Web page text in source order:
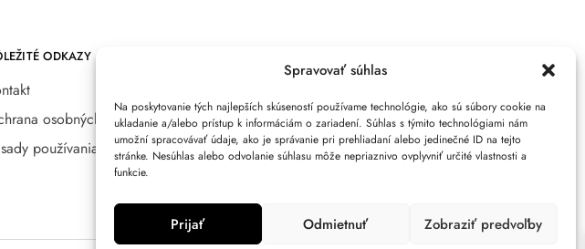
Spravovať súhlas
Na poskytovanie tých najlepších skúseností používame technológie, ako sú súbory cookie na
ukladanie a/alebo prístup k informáciám o zariadení. Súhlas s týmito technológiami nám
umožní spracovávať údaje, ako je správanie pri prehliadaní alebo jedinečné ID na tejto
stránke. Nesúhlas alebo odvolanie súhlasu môže nepriaznivo ovplyvniť určité vlastnosti a
funkcie.
Prijať Odmietnuť Zobraziť predvoľby
ODKAZY
osobných údajov
používania súborov cookie (EÚ)